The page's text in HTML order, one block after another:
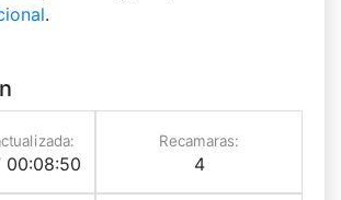
.
00:08:50
Recamaras:
4